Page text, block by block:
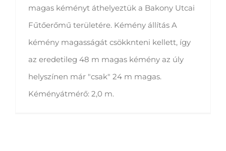
magas kéményt áthelyeztük a Bakony Utcai
Fűtőerőmű területére. Kémény állítás A
kémény magasságát csökknteni kellett, így
az eredetileg 48 m magas kémény az úly
helyszínen már "csak" 24 m magas.
Kéményátmérő: 2,0 m.